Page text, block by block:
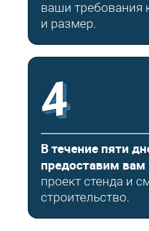
ваши требования
и размер.
4
В течение пяти
предоставим вам
проект стенда и
строительство.